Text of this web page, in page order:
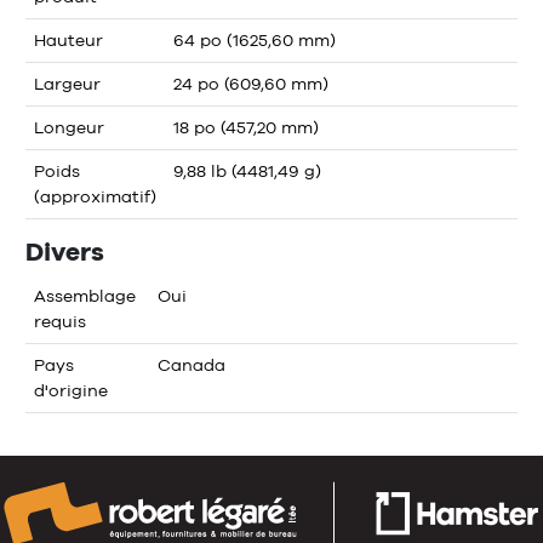
Hauteur 64 po (1625,60 mm)
Largeur 24 po (609,60 mm)
Longeur 18 po (457,20 mm)
Poids
(approximatif)
9,88 lb (4481,49 g)
Divers
Assemblage
requis
Oui
Pays
d'origine
Canada